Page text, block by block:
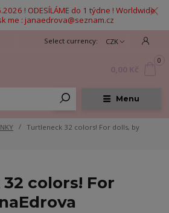
! ODESÍLÁME do 1 týdne ! Worldwide
me : janaedrova@seznam.cz
Menu
CZK
0
Turtleneck 32 colors! For dolls, by
colors! For